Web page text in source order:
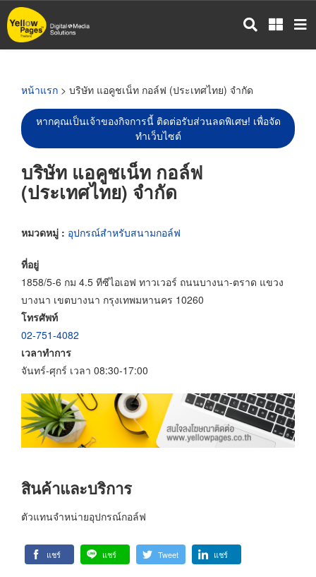
ข้าม
ไป
หน้าแรก > บริษัท แอคูชเน็ท กอล์ฟ (ประเทศไทย) จำกัด
หากคุณเป็นเจ้าของกิจการนี้ ติดต่อรับส่วนลดพิเศษ! เพื่อจัด
ทำเว็บไซต์
บริษัท แอคูชเน็ท กอล์ฟ
(ประเทศไทย) จำกัด
หมวดหมู่ : อุปกรณ์สำหรับสนามกอล์ฟ
ที่อยู่
1858/5-6 กม 4.5 ทีซีไอเอฟ ทาวเวอร์ ถนนบางนา-ตราด แขวง
บางนา เขตบางนา กรุงเทพมหานคร 10260
โทรศัพท์
02-751-4082
เวลาทำการ
จันทร์-ศุกร์ เวลา 08:30-17:00
สินค้าและบริการ
ตัวแทนจำหน่ายอุปกรณ์กอล์ฟ
แชร์ แชร์ Tweet แชร์